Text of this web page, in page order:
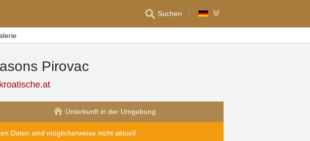
Suchen
Pirovac
Unterkunft in der Umgebung
Daten sind möglicherweise nicht aktuell.